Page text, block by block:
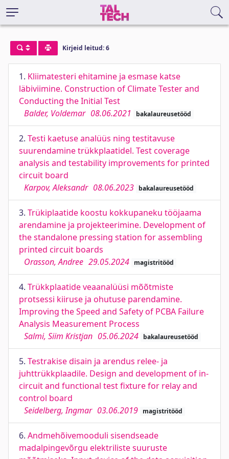
Kirjeid leitud: 6
1. Kliimatesteri ehitamine ja esmase katse
läbiviimine. Construction of Climate Tester and
Conducting the Initial Test
Balder, Voldemar 08.06.2021 bakalaureusetööd
2. Testi kaetuse analüüs ning testitavuse
suurendamine trükkplaatidel. Test coverage
analysis and testability improvements for printed
circuit board
Karpov, Aleksandr 08.06.2023 bakalaureusetööd
3. Trükiplaatide koostu kokkupaneku tööjaama
arendamine ja projekteerimine. Development of
the standalone pressing station for assembling
printed circuit boards
Orasson, Andree 29.05.2024 magistritööd
4. Trükkplaatide veaanalüüsi mõõtmiste
protsessi kiiruse ja ohutuse parendamine.
Improving the Speed and Safety of PCBA Failure
Analysis Measurement Process
Salmi, Siim Kristjan 05.06.2024 bakalaureusetööd
5. Testrakise disain ja arendus relee- ja
juhttrükkplaadile. Design and development of in-
circuit and functional test fixture for relay and
control board
Seidelberg, Ingmar 03.06.2019 magistritööd
6. Andmehõivemooduli sisendseade
madalpingevõrgu elektriliste suuruste